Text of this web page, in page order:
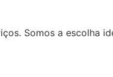
Somos a escolha